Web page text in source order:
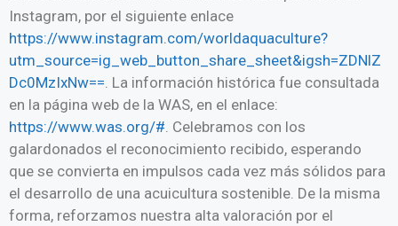
Instagram, por el siguiente enlace
https://www.instagram.com/worldaquaculture?
utm_source=ig_web_button_share_sheet&igsh=ZDNlZ
Dc0MzIxNw==. La información histórica fue consultada
en la página web de la WAS, en el enlace:
https://www.was.org/#. Celebramos con los
galardonados el reconocimiento recibido, esperando
que se convierta en impulsos cada vez más sólidos para
el desarrollo de una acuicultura sostenible. De la misma
forma, reforzamos nuestra alta valoración por el